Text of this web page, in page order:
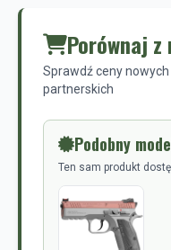
Porównaj z
Sprawdź ceny
partnerskich
Podobny
Ten sam produkt